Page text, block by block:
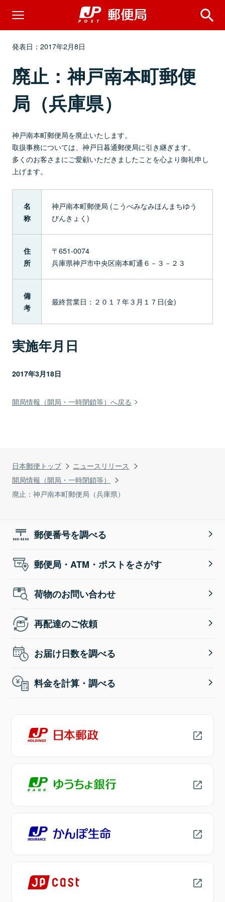
日本郵便トップ
ニュースリリース
開局情報（開局・一時閉鎖等）
廃止：神戸南本町郵便局（兵庫県）
発表日：2017年2月8日
廃止：神戸南本町郵便
局（兵庫県）
神戸南本町郵便局を廃止いたします。
取扱事務については、神戸日暮通郵便局に引き継ぎます。
多くのお客さまにご愛顧いただきましたことを心より御礼申し
上げます。
名
称
神戸南本町郵便局 (こうべみなみほんまちゆう
びんきょく)
住
所
〒651-0074
兵庫県神戸市中央区南本町通６－３－２３
備
考
最終営業日：２０１７年３月１７日(金)
実施年月日
2017年3月18日
開局情報（開局・一時閉鎖等）へ戻る
郵便番号を調べる
郵便局・ATM・ポストをさがす
荷物のお問い合わせ
再配達のご依頼
お届け日数を調べる
料金を計算・調べる